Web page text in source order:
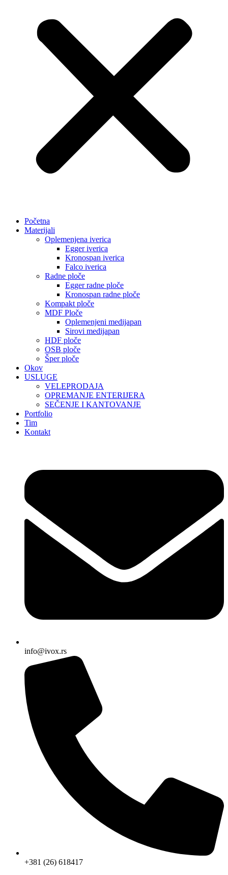
Početna
Materijali
Oplemenjena iverica
Egger iverica
Kronospan iverica
Falco iverica
Radne ploče
Egger radne ploče
Kronospan radne ploče
Kompakt ploče
MDF Ploče
Oplemenjeni medijapan
Sirovi medijapan
HDF ploče
OSB ploče
Šper ploče
Okov
USLUGE
VELEPRODAJA
OPREMANJE ENTERIJERA
SEČENJE I KANTOVANJE
Portfolio
Tim
Kontakt
info@ivox.rs
+381 (26) 618417